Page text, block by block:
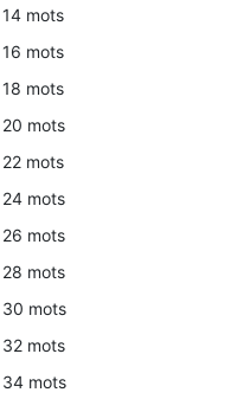
14 mots
16 mots
18 mots
20 mots
22 mots
24 mots
26 mots
28 mots
30 mots
32 mots
34 mots